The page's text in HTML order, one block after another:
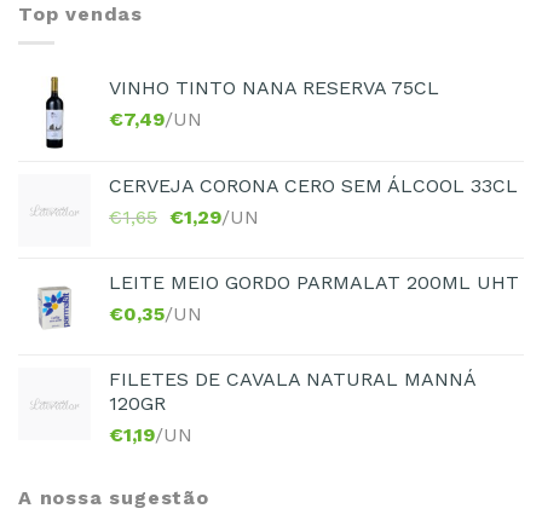
Top vendas
VINHO TINTO NANA RESERVA 75CL
€7,49/UN
CERVEJA CORONA CERO SEM ÁLCOOL 33CL
€1,65 €1,29/UN
LEITE MEIO GORDO PARMALAT 200ML UHT
€0,35/UN
FILETES DE CAVALA NATURAL MANNÁ
120GR
€1,19/UN
A nossa sugestão